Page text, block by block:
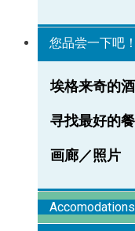
您品尝一下吧！
埃格来奇的
寻找最好的
画廊／照片
Accomodations